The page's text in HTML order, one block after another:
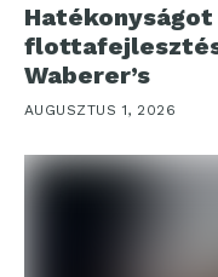
Waberer’s
AUGUSZTUS 1, 2026